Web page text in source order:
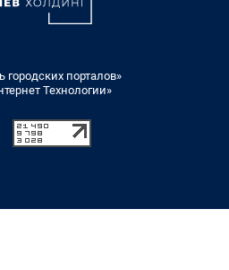
порталов»
Технологии»